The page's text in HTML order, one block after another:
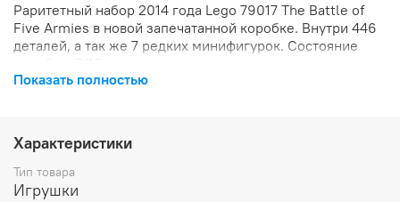
Раритетный набор 2014 года Lego 79017 The Battle of
Five Armies в новой запечатанной коробке. Внутри 446
деталей, а так же 7 редких минифигурок. Состояние
Показать полностью
Характеристики
Тип товара
Игрушки